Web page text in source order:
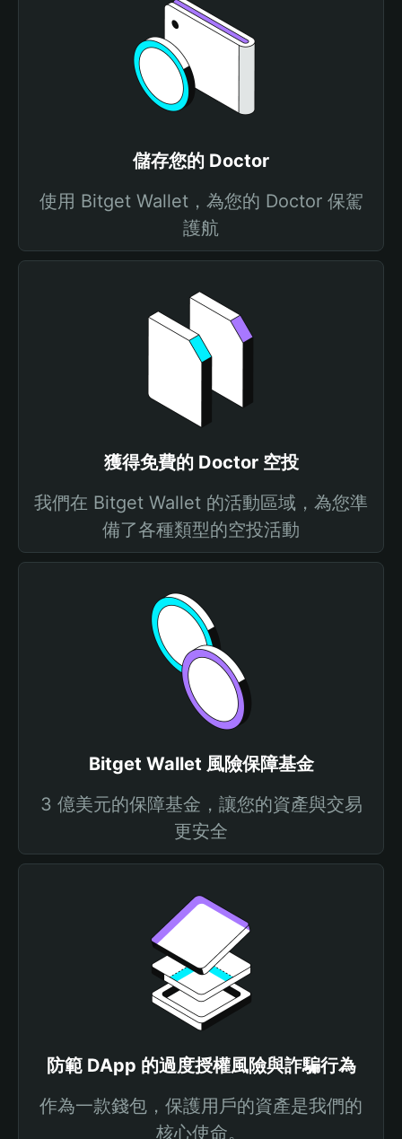
儲存您的 Doctor
使用 Bitget Wallet，為您的 Doctor 保駕
護航
獲得免費的 Doctor 空投
我們在 Bitget Wallet 的活動區域，為您準
備了各種類型的空投活動
Bitget Wallet 風險保障基金
3 億美元的保障基金，讓您的資產與交易
更安全
防範 DApp 的過度授權風險與詐騙行為
作為一款錢包，保護用戶的資產是我們的
核心使命。